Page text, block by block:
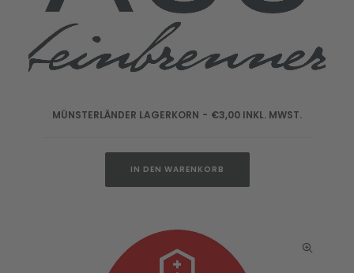
IN DEN WARENKORB
MÜNSTERLÄNDER LAGERKORN €3,00 INKL. MWST.
IN DEN WARENKORB